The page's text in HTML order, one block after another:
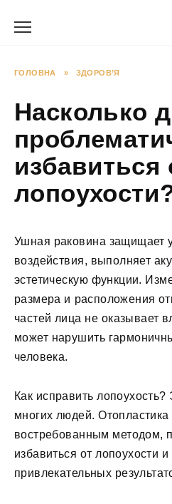
ГОЛОВНА » ЗДОРОВ’Я
Насколько
избавиться
Ушная раковина защищает
воздействия, выполняет
эстетическую функции.
размера и расположения
частей лица не оказывает
может нарушить
человека.
Как исправить
многих людей. Отопластика
востребованным методом,
избавиться от лопоухости и
привлекательных